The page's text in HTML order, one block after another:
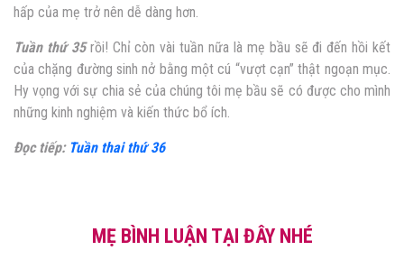
hấp của mẹ trở nên dễ dàng hơn.
Tuần thứ 35rồi! Chỉ còn vài tuần nữa là mẹ bầu sẽ đi đến hồi kết
của chặng đường sinh nở bằng một cú “vượt cạn” thật ngoạn mục.
Hy vọng với sự chia sẻ của chúng tôi mẹ bầu sẽ có được cho mình
những kinh nghiệm và kiến thức bổ ích.
Đọc tiếp: Tuần thai thứ 36
MẸ BÌNH LUẬN TẠI ĐÂY NHÉ